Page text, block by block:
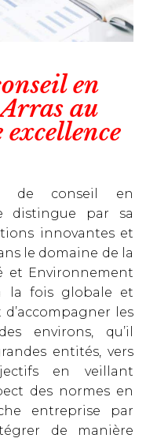
en
au
de conseil en
distingue par sa
innovantes et
le domaine de la
et Environnement
la fois globale et
les
environs, qu’il
entités, vers
en veillant
des normes en
entreprise par
de manière